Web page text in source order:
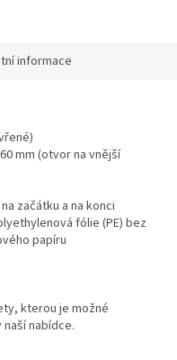
informace
mm(otvor na vnější
začátku a na konci
fólie (PE) bez
papíru
kterou je možné
nabídce.